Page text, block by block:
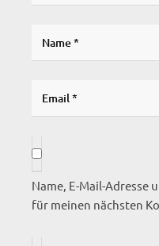
Name, E-Mail-Adresse
für meinen nächsten